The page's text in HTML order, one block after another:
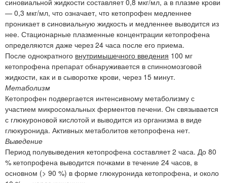
— 0,3 мкг/мл, что означает, что кетопрофен медленнее
проникает в синовиальную жидкость и медленнее выводится из
нее. Стационарные плазменные концентрации кетопрофена
определяются даже через 24 часа после его приема.
После однократного внутримышечного введения 100 мг
кетопрофена препарат обнаруживается в спинномозговой
жидкости, как и в сыворотке крови, через 15 минут.
Метаболизм
Кетопрофен подвергается интенсивному метаболизму с
участием микросомальных ферментов печени. Он связывается
с глюкуроновой кислотой и выводится из организма в виде
глюкуронида. Активных метаболитов кетопрофена нет.
Выведение
Период полувыведения кетопрофена составляет 2 часа. До 80
% кетопрофена выводится почками в течение 24 часов, в
основном (> 90 %) в форме глюкуронида кетопрофена, и около